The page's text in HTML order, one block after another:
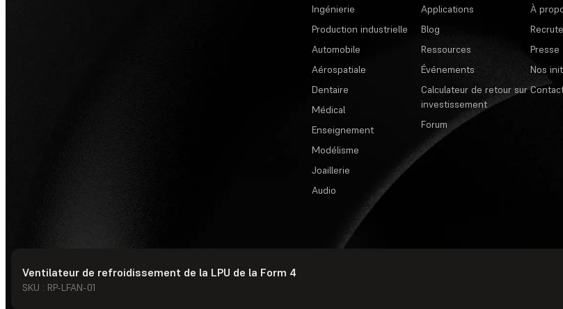
Ventilateur de refroidissement de la LPU de la Form 4
SKU : RP-LFAN-01
Ingénierie
Production industrielle
Automobile
Aérospatiale
Dentaire
Médical
Enseignement
Modélisme
Joaillerie
Audio
Applications
Blog
Ressources
Événements
Calculateur de retour sur
investissement
Forum
À
Presse
Nos
© Formlabs